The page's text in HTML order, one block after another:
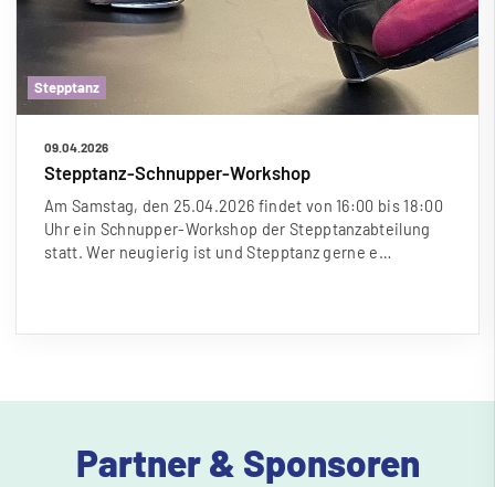
Stepptanz
09.04.2026
Stepptanz-Schnupper-Workshop
Am Samstag, den 25.04.2026 findet von 16:00 bis 18:00
Uhr ein Schnupper-Workshop der Stepptanzabteilung
statt. Wer neugierig ist und Stepptanz gerne e…
Partner & Sponsoren